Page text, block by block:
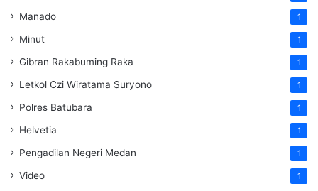
Manado 1
Minut 1
Gibran Rakabuming Raka 1
Letkol Czi Wiratama Suryono 1
Polres Batubara 1
Helvetia 1
Pengadilan Negeri Medan 1
Video 1